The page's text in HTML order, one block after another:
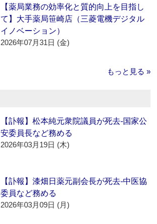
【薬局業務の効率化と質的向上を目指し
て】大手薬局笹崎店（三菱電機デジタル
イノベーション）
2026年07月31日 (金)
もっと見る »
【訃報】松本純元衆院議員が死去‐国家公
安委員長など務める
2026年03月19日 (木)
【訃報】漆畑日薬元副会長が死去‐中医協
委員など務める
2026年03月09日 (月)